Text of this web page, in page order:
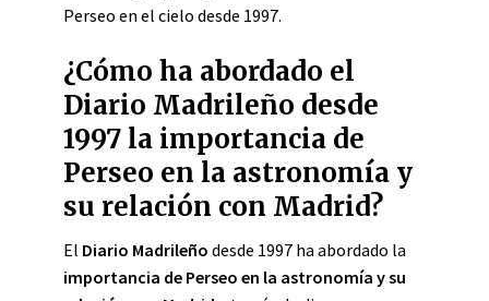
Perseo en el cielo desde 1997.
¿Cómo ha abordado el
Diario Madrileño desde
1997 la importancia de
Perseo en la astronomía y
su relación con Madrid?
El Diario Madrileño desde 1997 ha abordado la
importancia de Perseo en la astronomía y su